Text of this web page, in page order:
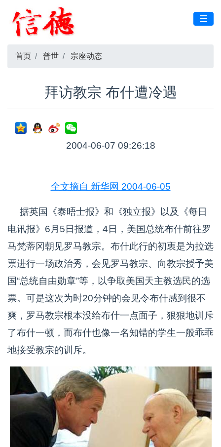
首页 普世 宗座动态
拜访教宗 布什遭冷遇
2004-06-07 09:26:18
全文摘自 新华网 2004-06-05
据英国《泰晤士报》和《独立报》以及《每日
电讯报》6月5日报道，4日，美国总统布什前往罗
马梵蒂冈朝见罗马教宗。布什此行的初衷是为拉选
票进行一场政治秀，会见罗马教宗、向教宗授予美
国“总统自由勋章”等，以争取美国天主教选民的选
票。可是这次为时20分钟的会见令布什感到很不
爽，罗马教宗根本没给布什一点面子，狠狠地训斥
了布什一顿，而布什也像一名知错的学生一般乖乖
地接受教宗的训斥。